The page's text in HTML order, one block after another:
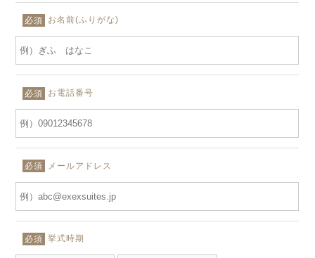
必須 お名前(ふりがな)
必須 お電話番号
必須 メールアドレス
必須 挙式時期